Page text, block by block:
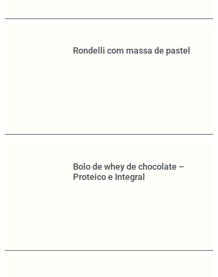
Rondelli com massa de pastel
Bolo de whey de chocolate –
Proteico e Integral